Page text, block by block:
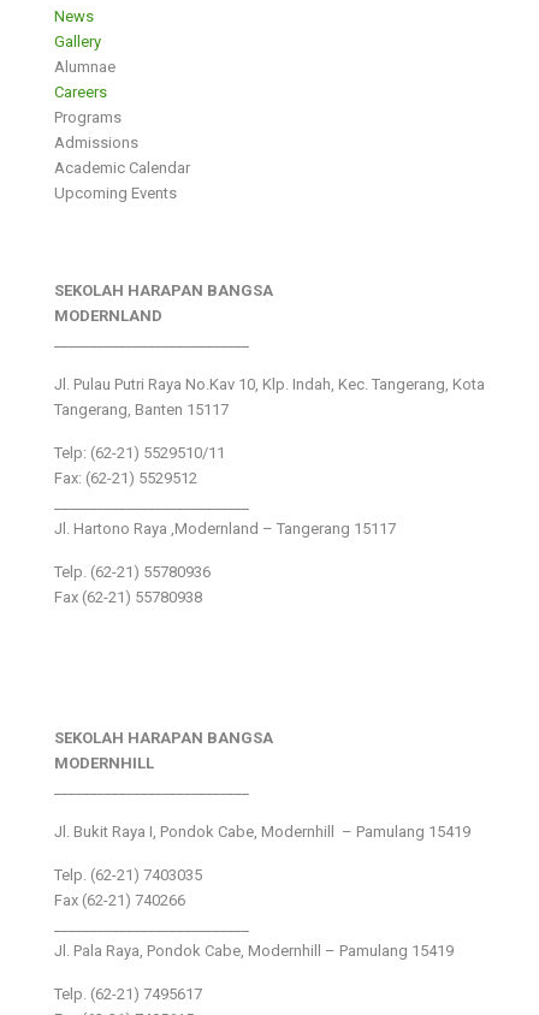
News
Gallery
Alumnae
Careers
Programs
Admissions
Academic Calendar
Upcoming Events
SEKOLAH HARAPAN BANGSA
MODERNLAND
Jl. Pulau Putri Raya No.Kav 10, Klp. Indah, Kec. Tangerang, Kota
Tangerang, Banten 15117
Telp: (62-21) 5529510/11
Fax: (62-21) 5529512
Jl. Hartono Raya ,Modernland – Tangerang 15117
Telp. (62-21) 55780936
Fax (62-21) 55780938
SEKOLAH HARAPAN BANGSA
MODERNHILL
Jl. Bukit Raya I, Pondok Cabe, Modernhill – Pamulang 15419
Telp. (62-21) 7403035
Fax (62-21) 740266
Jl. Pala Raya, Pondok Cabe, Modernhill – Pamulang 15419
Telp. (62-21) 7495617